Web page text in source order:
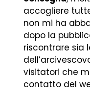
accogliere
non mi ha
dopo la
riscontrare sia
visitatori che
contatto del